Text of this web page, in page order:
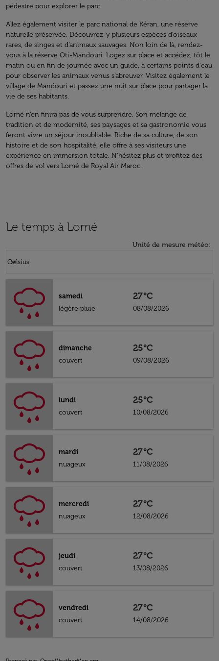
pédestre pour explorer le parc.
Allez également visiter le parc national de Kéran, une réserve
naturelle préservée. Découvrez-y plusieurs espèces d’oiseaux
rares, de singes et d’animaux sauvages. Non loin de là, rendez-
vous à la réserve Oti-Mandouri. Logez sur place et accédez, tôt le
matin ou en fin de journée avec un guide, à certains points d'eau
pour observer les animaux venus s’abreuver. Visitez également le
village de Mandouri et passez une nuit sur place pour partager la
vie de ses habitants.
Lomé n’en finira pas de vous surprendre. Son mélange de
tradition et de modernité, ses paysages et sa gastronomie vous
feront vivre un séjour inoubliable. Riche de sa culture, de son
histoire et de son hospitalité, elle offre à ses visiteurs une
expérience en immersion totale. N’hésitez plus et profitez des
offres de vol vers Lomé de Royal Air Maroc.
Le temps à Lomé
Unité de mesure météo:
Celsius
keyboard_arrow_down
samedi
légère pluie
27°C
08/08/2026
dimanche
couvert
25°C
09/08/2026
lundi
couvert
25°C
10/08/2026
mardi
nuageux
27°C
11/08/2026
mercredi
nuageux
27°C
12/08/2026
jeudi
couvert
27°C
13/08/2026
vendredi
couvert
27°C
14/08/2026